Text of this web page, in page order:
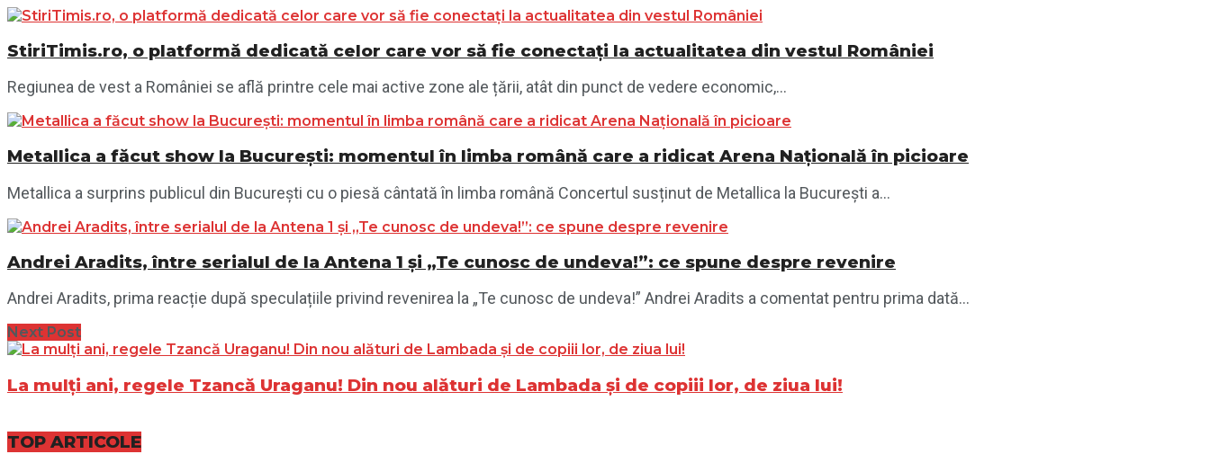
StiriTimis.ro, o platformă dedicată celor care vor să fie conectați la actualitatea din vestul României
Regiunea de vest a României se află printre cele mai active zone ale țării, atât din punct de vedere economic,...
Metallica a făcut show la București: momentul în limba română care a ridicat Arena Națională în picioare
Metallica a surprins publicul din București cu o piesă cântată în limba română Concertul susținut de Metallica la București a...
Andrei Aradits, între serialul de la Antena 1 și „Te cunosc de undeva!”: ce spune despre revenire
Andrei Aradits, prima reacție după speculațiile privind revenirea la „Te cunosc de undeva!” Andrei Aradits a comentat pentru prima dată...
Next Post
La mulți ani, regele Tzancă Uraganu! Din nou alături de Lambada și de copiii lor, de ziua lui!
TOP ARTICOLE